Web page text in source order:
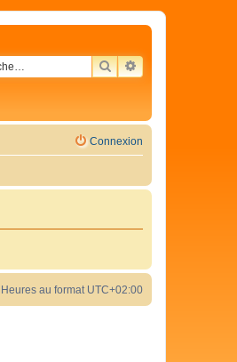
RECHERCHER
RECHERCHE
Connexion
Heures au format UTC+02:00